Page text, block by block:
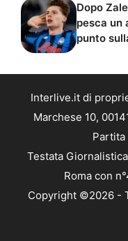
Dopo
pesca un
punto
Interlive.it di
Marchese 10,
Partita
Testata
Roma con
Copyright ©2026 -